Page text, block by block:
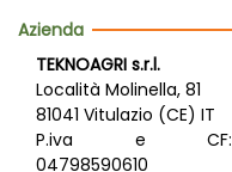
Azienda
TEKNOAGRI s.r.l.
Località Molinella, 81
81041 Vitulazio (CE) IT
P.iva e CF:
04798590610